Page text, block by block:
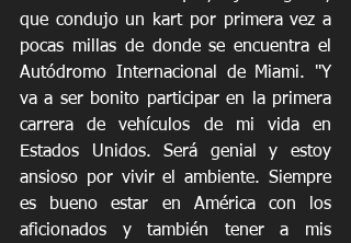
que condujo un kart por primera vez a
pocas millas de donde se encuentra el
Autódromo Internacional de Miami. "Y
va a ser bonito participar en la primera
carrera de vehículos de mi vida en
Estados Unidos. Será genial y estoy
ansioso por vivir el ambiente. Siempre
es bueno estar en América con los
aficionados y también tener a mis